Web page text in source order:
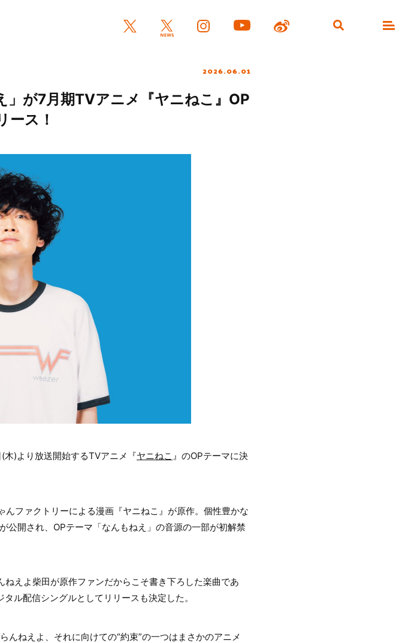
2026.06.01
が7月期TVアニメ『ヤニねこ』OP
ース！
)より放送開始するTVアニメ『ヤニねこ 』のOPテーマに決
ファクトリーによる漫画『ヤニねこ』が原作。個性豊かな
公開され、OPテーマ「なんもねえ」の音源の一部が初解禁
えよ柴田が原作ファンだからこそ書き下ろした楽曲であ
ル配信シングルとしてリリースも決定した。
ねえよ、それに向けての“約束”の一つはまさかのアニメ